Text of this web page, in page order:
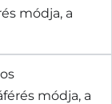
módja, a
módja, a